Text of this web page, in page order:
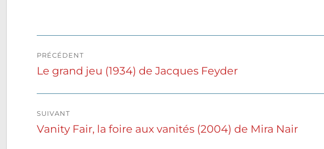
de
PRÉCÉDENT
Publication
Le grand jeu (1934) de Jacques Feyder
SUIVANT
Publication
Vanity Fair, la foire aux vanités (2004) de Mira Nair